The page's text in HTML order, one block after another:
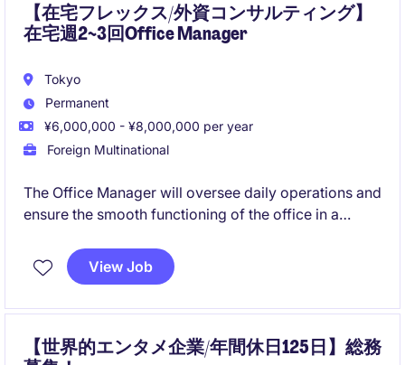
【在宅フレックス/外資コンサルティング】
在宅週2~3回Office Manager
Tokyo
Permanent
¥6,000,000 - ¥8,000,000 per year
Foreign Multinational
The Office Manager will oversee daily operations and
ensure the smooth functioning of the office in a
a proactive individual who can manage
administrative tasks while supporting business
View Job
【世界的エンタメ企業/年間休日125日】総務